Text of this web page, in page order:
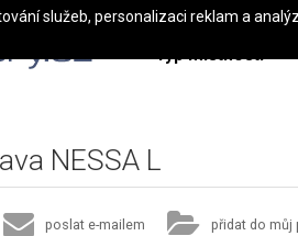
Typ místnosti
NESSA L
poslat e-mailem přidat do můj
služeb, personalizaci reklam a